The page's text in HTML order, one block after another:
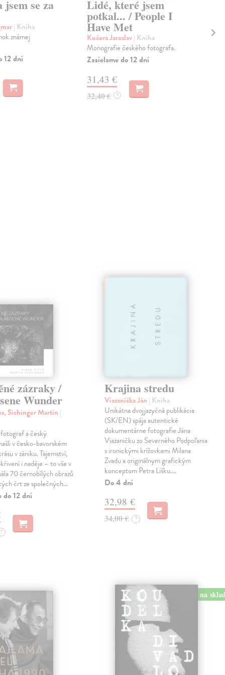
se za
| Kniha
známej
12 dní
Lidé, které jsem
potkal... / People I
Have Met
Kučera Jaroslav| Kniha
Monografie českého fotografa.
Zasielame do 12 dní
31,43 €
32,40 € ?
zázraky /
Wunder
Sichinger Martin |
a český
v česko-bavorském
v zániku. Tajemství,
i naděje – to vše v
70 černobílých obrazů
črt ze společných…
do 12 dní
?
Krajina stredu
Viazanička Ján | Kniha
Unikátna dvojjazyčná publikácia
(SK/EN) spája autentické
dokumentárne fotografie Jána
Viazaničku zo Severného Podpoľania
s ironickými krížovkami Milana
Zvadu a originálnym grafickým
konceptom Petra Lišku.…
Do 4 dní
32,98 €
34,00 € ?
na